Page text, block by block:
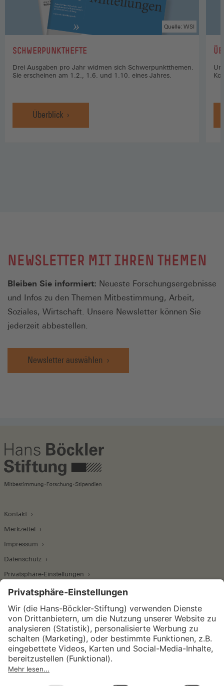
:SCHWERPUNKTHEFTE
Drei Ausgaben pro Jahr widmen sich Schwerpunktthemen.
Sie erscheinen am 1.2., 1.6. und 1.10. eines Jahres.
Quelle: WSI
Überblick
:
NEWSLETTER MIT IHREN THEMEN
Bleiben Sie informiert: Neueste Forschungsergebnisse
und Infos zu den Themen Mitbestimmung, Arbeit,
Soziales, Wirtschaft. Unsere Newsletter können Sie
jederzeit abbestellen.
Newsletter auswählen
Kontakt
Merkzettel
Impressum
Datenschutz
Privatsphäre-Einstellungen
Wirtschafts- und Sozialwissenschaftliches Institut
Institut für Makroökonomie und
Konjunkturforschung